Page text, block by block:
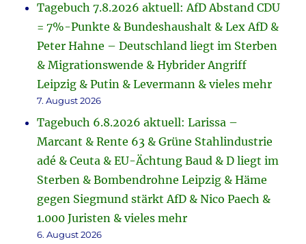
Tagebuch 7.8.2026 aktuell: AfD Abstand CDU
= 7%-Punkte & Bundeshaushalt & Lex AfD &
Peter Hahne – Deutschland liegt im Sterben
& Migrationswende & Hybrider Angriff
Leipzig & Putin & Levermann & vieles mehr
7. August 2026
Tagebuch 6.8.2026 aktuell: Larissa –
Marcant & Rente 63 & Grüne Stahlindustrie
adé & Ceuta & EU-Ächtung Baud & D liegt im
Sterben & Bombendrohne Leipzig & Häme
gegen Siegmund stärkt AfD & Nico Paech &
1.000 Juristen & vieles mehr
6. August 2026